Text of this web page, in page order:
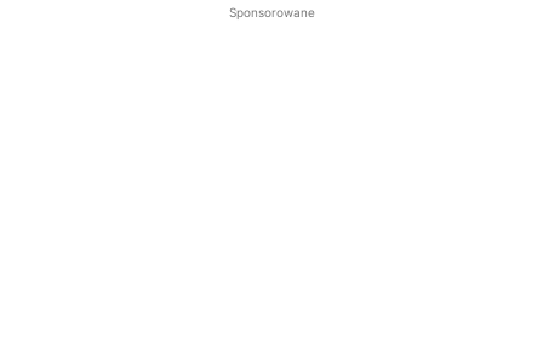
Sponsorowane